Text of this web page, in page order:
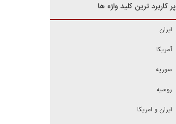
پر کاربرد ترین کلید واژه ها
ایران
آمریکا
سوریه
روسیه
ایران و امریکا